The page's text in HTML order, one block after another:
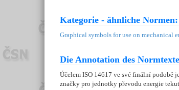
Kategorie - ähnliche Normen:
Graphical symbols for use on mechanical
Die Annotation des
Účelem ISO 14617 ve své finální podobě
značky pro jednotky převodu energie